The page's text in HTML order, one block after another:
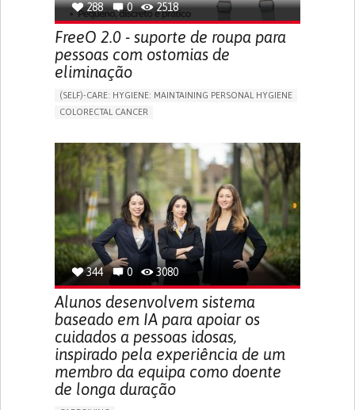
288 0 2518
FreeO 2.0 - suporte de roupa para
pessoas com ostomias de
eliminação
(SELF)-CARE: HYGIENE: MAINTAINING PERSONAL HYGIENE
COLORECTAL CANCER
PROMOTING SELF-MANAGEMENT
GASTROENTEROLOGY
MEDICAL ONCOLOGY
PORTUGAL
344 0 3080
Alunos desenvolvem sistema
baseado em IA para apoiar os
cuidados a pessoas idosas,
inspirado pela experiência de um
membro da equipa como doente
de longa duração